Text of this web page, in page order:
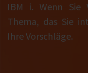
IBM i. Wenn Sie
Thema, das Sie
Ihre Vorschläge.